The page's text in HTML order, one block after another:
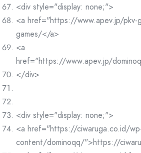
<div style="display: none;">
<a href="https://www.apev.jp/
games/</a>
<a
href="https://www.apev.jp/
</div>
<div style="display: none;">
<a href="https://ciwaruga.co.id/
content/dominoqq/">https://